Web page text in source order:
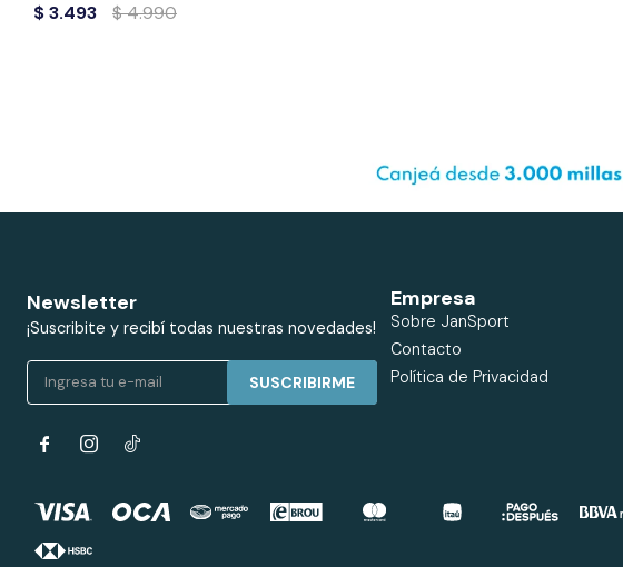
$3.493 $4.990
Newsletter
¡Suscribite y recibí todas nuestras novedades!
SUSCRIBIRME
 
Empresa
Sobre JanSport
Contacto
Política de Privacidad